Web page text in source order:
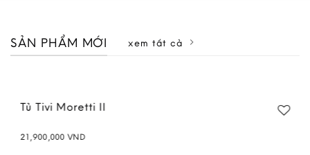
SẢN PHẨM MỚI xem tất cả
Tủ Tivi Moretti II
21,900,000 VND